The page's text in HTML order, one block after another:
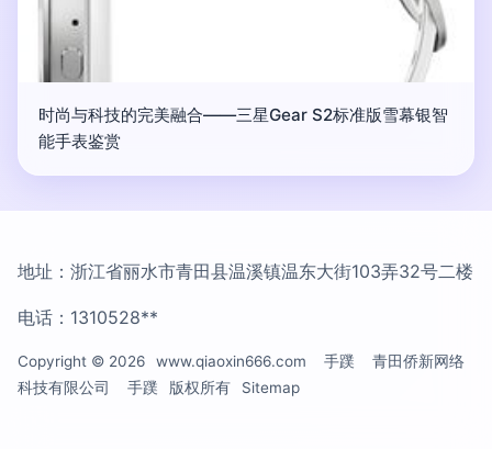
时尚与科技的完美融合——三星Gear S2标准版雪幕银智
能手表鉴赏
地址：浙江省丽水市青田县温溪镇温东大街103弄32号二楼
电话：1310528**
Copyright © 2026 www.qiaoxin666.com 手蹼
青田侨新网络
科技有限公司
手蹼 版权所有 Sitemap